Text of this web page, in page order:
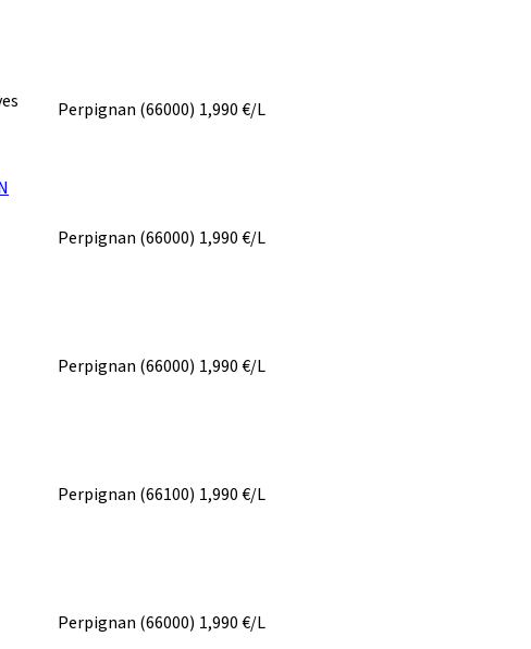
Perpignan (66000) 1,990€/L
Perpignan (66000) 1,990€/L
Perpignan (66000) 1,990€/L
Perpignan (66100) 1,990€/L
Perpignan (66000) 1,990€/L